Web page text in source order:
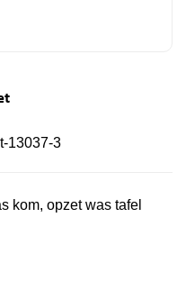
13037-3
kom, opzet was tafel